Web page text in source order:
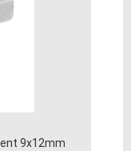
9x12mm